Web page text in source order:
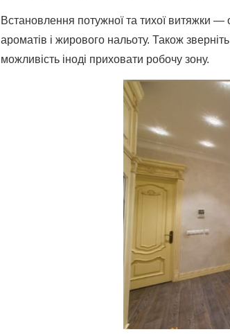
Встановлення потужної та тихої витяжки —
ароматів і жирового нальоту. Також
можливість іноді приховати робочу зону.